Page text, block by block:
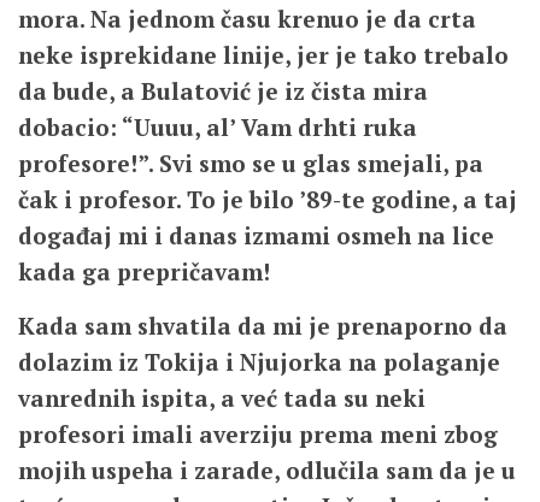
mora. Na jednom času krenuo je da crta
neke isprekidane linije, jer je tako trebalo
da bude, a Bulatović je iz čista mira
dobacio: “Uuuu, al’ Vam drhti ruka
profesore!”. Svi smo se u glas smejali, pa
čak i profesor. To je bilo ’89-te godine, a taj
događaj mi i danas izmami osmeh na lice
kada ga prepričavam!
Kada sam shvatila da mi je prenaporno da
dolazim iz Tokija i Njujorka na polaganje
vanrednih ispita, a već tada su neki
profesori imali averziju prema meni zbog
mojih uspeha i zarade, odlučila sam da je u